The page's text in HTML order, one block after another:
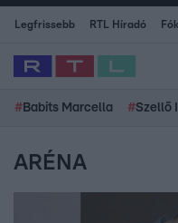
Legfrissebb RTL Híradó
# Babits Marcella #Szellő
ARÉNA